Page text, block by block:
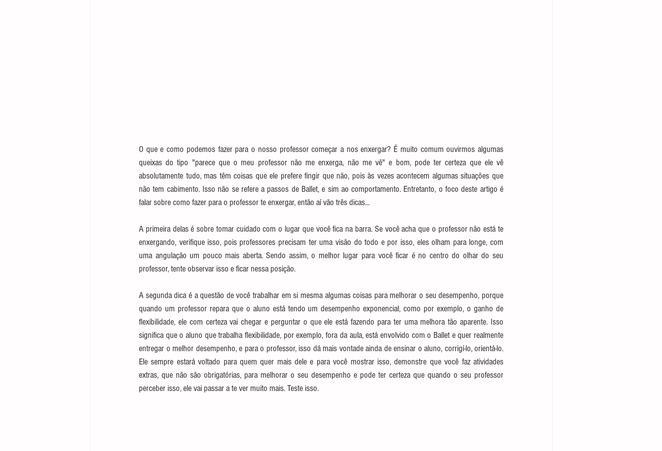
O que e como podemos fazer para o nosso professor começar a nos enxergar? É muito comum ouvirmos algumas
queixas do tipo "parece que o meu professor não me enxerga, não me vê" e bom, pode ter certeza que ele vê
absolutamente tudo, mas têm coisas que ele prefere fingir que não, pois às vezes acontecem algumas situações que
não tem cabimento. Isso não se refere a passos de Ballet, e sim ao comportamento. Entretanto, o foco deste artigo é
falar sobre como fazer para o professor te enxergar, então aí vão três dicas...
A primeira delas é sobre tomar cuidado com o lugar que você fica na barra. Se você acha que o professor não está te
enxergando, verifique isso, pois professores precisam ter uma visão do todo e por isso, eles olham para longe, com
uma angulação um pouco mais aberta. Sendo assim, o melhor lugar para você ficar é no centro do olhar do seu
professor, tente observar isso e ficar nessa posição.
A segunda dica é a questão de você trabalhar em si mesma algumas coisas para melhorar o seu desempenho, porque
quando um professor repara que o aluno está tendo um desempenho exponencial, como por exemplo, o ganho de
flexibilidade, ele com certeza vai chegar e perguntar o que ele está fazendo para ter uma melhora tão aparente. Isso
significa que o aluno que trabalha flexibilidade, por exemplo, fora da aula, está envolvido com o Ballet e quer realmente
entregar o melhor desempenho, e para o professor, isso dá mais vontade ainda de ensinar o aluno, corrigí-lo, orientá-lo.
Ele sempre estará voltado para quem quer mais dele e para você mostrar isso, demonstre que você faz atividades
extras, que não são obrigatórias, para melhorar o seu desempenho e pode ter certeza que quando o seu professor
perceber isso, ele vai passar a te ver muito mais. Teste isso.